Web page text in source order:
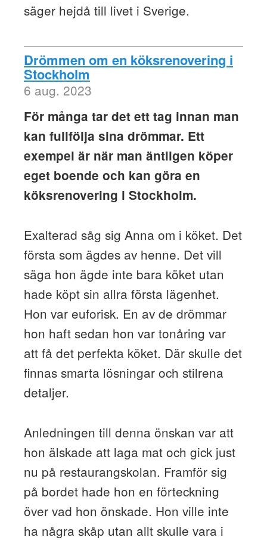
säger hejdå till livet i Sverige.
Drömmen om en köksrenovering i
Stockholm
6 aug. 2023
För många tar det ett tag innan man
kan fullfölja sina drömmar. Ett
exempel är när man äntligen köper
eget boende och kan göra en
köksrenovering i Stockholm.
Exalterad såg sig Anna om i köket. Det
första som ägdes av henne. Det vill
säga hon ägde inte bara köket utan
hade köpt sin allra första lägenhet.
Hon var euforisk. En av de drömmar
hon haft sedan hon var tonåring var
att få det perfekta köket. Där skulle det
finnas smarta lösningar och stilrena
detaljer.
Anledningen till denna önskan var att
hon älskade att laga mat och gick just
nu på restaurangskolan. Framför sig
på bordet hade hon en förteckning
över vad hon önskade. Hon ville inte
ha några skåp utan allt skulle vara i